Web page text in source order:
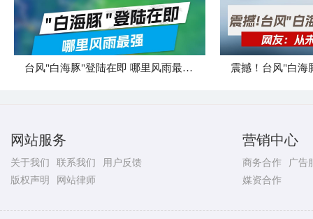
台风"白海豚"登陆在即 哪里风雨最强？ 震撼！台风"白海
网站服务
关于我们 联系我们
用户反馈
版权声明
网站律师
营销中心
商务合作
广告
媒资合作